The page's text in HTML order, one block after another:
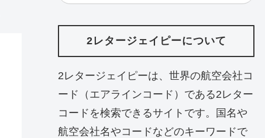
2レタージェイピーについて
2レタージェイピーは、世界の航空会社コ
ード（エアラインコード）である2レター
コードを検索できるサイトです。国名や
航空会社名やコードなどのキーワードで